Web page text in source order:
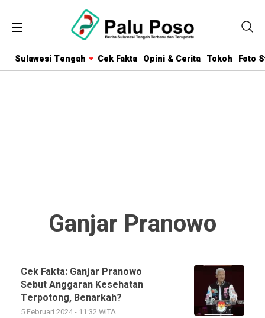
Sulawesi Tengah Cek Fakta Opini & Cerita Tokoh Foto
Ganjar Pranowo
Cek Fakta: Ganjar Pranowo
Sebut Anggaran Kesehatan
Terpotong, Benarkah?
5 Februari 2024 - 11:32 WITA